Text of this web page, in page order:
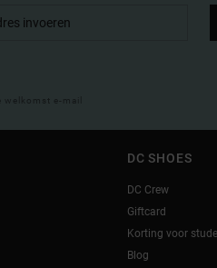
e-mail
DC SHOES
DC Crew
Giftcard
Korting voor
Blog